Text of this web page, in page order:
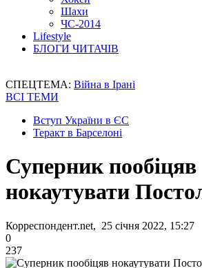
Шахи
ЧС-2014
Lifestyle
БЛОГИ ЧИТАЧІВ
СПЕЦТЕМА: Війна в Ірані
ВСІ ТЕМИ
Вступ України в ЄС
Теракт в Барселоні
Суперник пообіцяв
нокаутувати
Корреспондент.net, 25 січня 2022, 15:27
0
237